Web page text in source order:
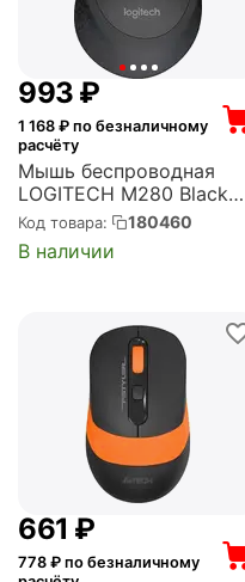
‍993‍ ₽
1 168 ₽ по безналичному
расчёту
Мышь беспроводная
LOGITECH M280 Black
EWR радиоканал, USB,
1000 dpi, оптическая,
чёрная (910-004287/910-
Код товара: 180460
В наличии
‍661‍ ₽
778 ₽ по безналичному